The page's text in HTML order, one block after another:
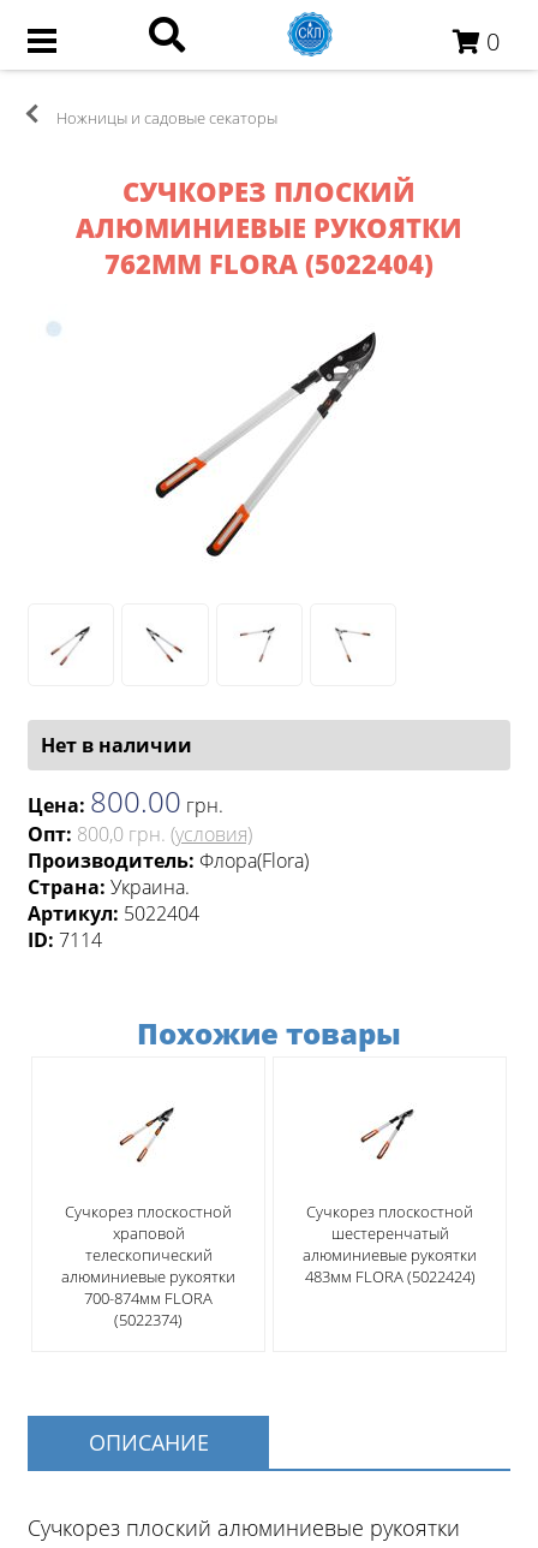
0
Ножницы и садовые секаторы
СУЧКОРЕЗ ПЛОСКИЙ
АЛЮМИНИЕВЫЕ РУКОЯТКИ
762ММ FLORA (5022404)
Нет в наличии
Цена: 800.00 грн.
Опт: 800,0 грн. (условия)
Производитель: Флора(Flora)
Страна: Украина.
Артикул: 5022404
ID: 7114
Похожие товары
Сучкорез плоскостной
храповой
телескопический
алюминиевые рукоятки
700-874мм FLORA
(5022374)
Сучкорез плоскостной
шестеренчатый
алюминиевые рукоятки
483мм FLORA (5022424)
ОПИСАНИЕ
Сучкорез плоский алюминиевые рукоятки